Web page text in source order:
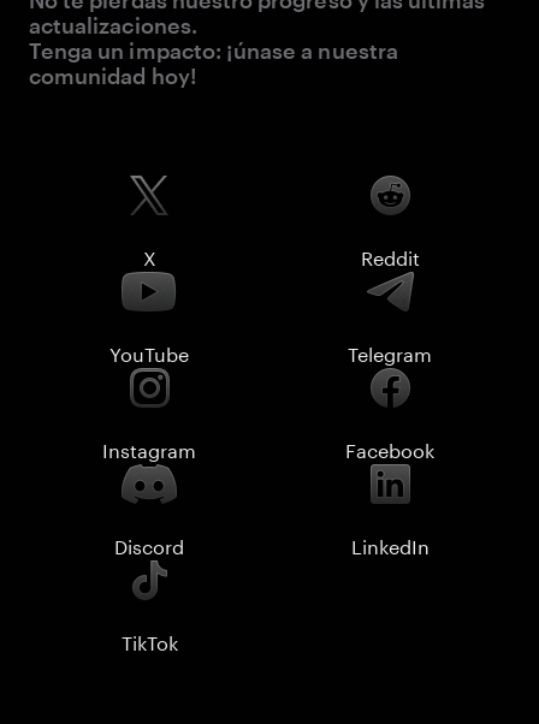
actualizaciones.
Tenga un impacto: ¡únase a nuestra
comunidad hoy!
X Reddit
YouTube Telegram
Instagram Facebook
Discord LinkedIn
TikTok